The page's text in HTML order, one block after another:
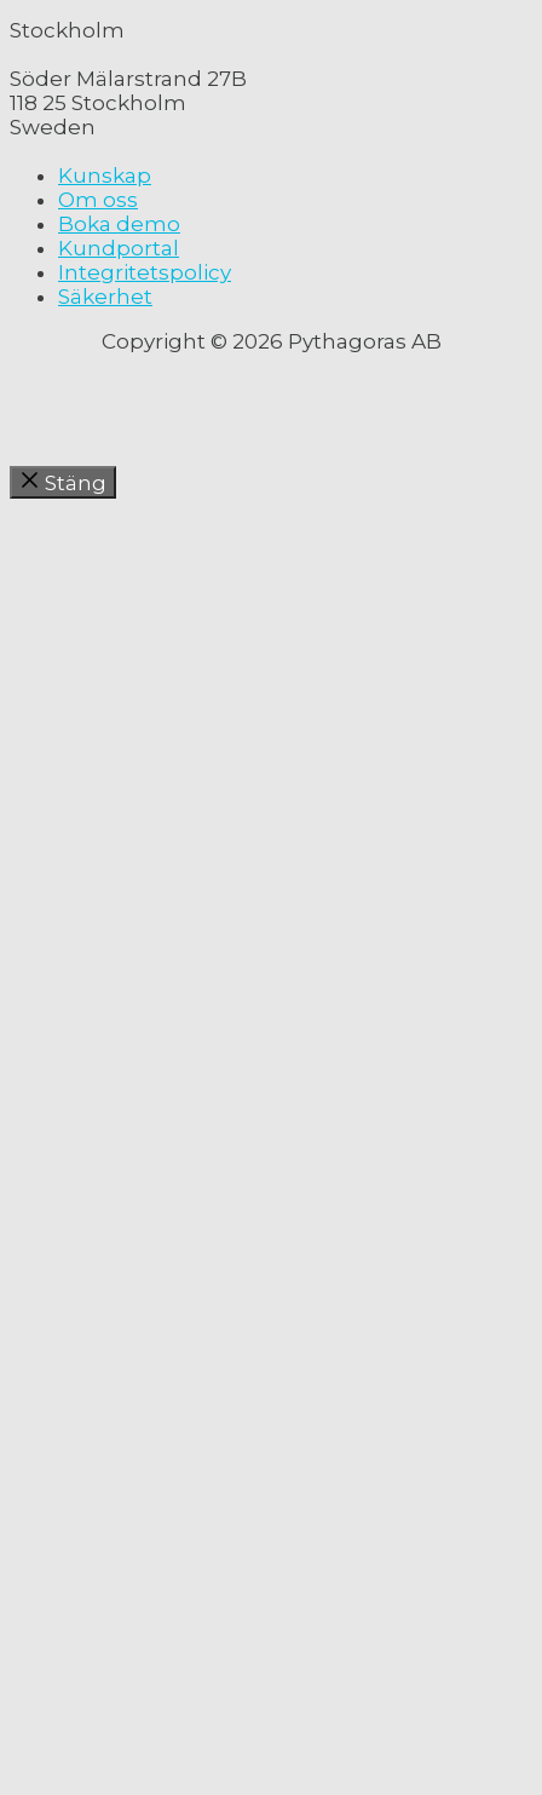
Stockholm
Söder Mälarstrand 27B
118 25 Stockholm
Sweden
Kunskap
Om oss
Boka demo
Kundportal
Integritetspolicy
Säkerhet
Copyright © 2026 Pythagoras AB
Stäng